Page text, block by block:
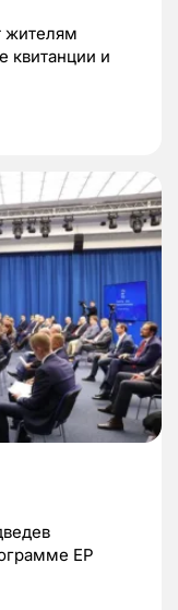
жителям
квитанции и
ЕР